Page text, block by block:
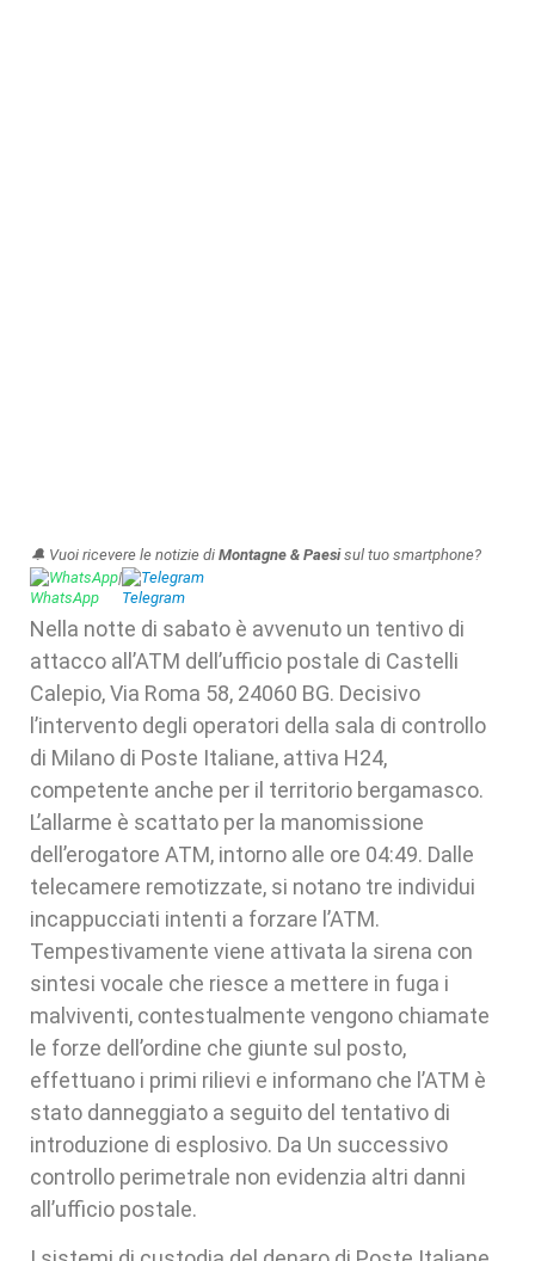
🔔 Vuoi ricevere le notizie di Montagne & Paesisul tuo smartphone?
WhatsApp| Telegram
Nella notte di sabato è avvenuto un tentivo di
attacco all’ATM dell’ufficio postale di Castelli
Calepio, Via Roma 58, 24060 BG. Decisivo
l’intervento degli operatori della sala di controllo
di Milano di Poste Italiane, attiva H24,
competente anche per il territorio bergamasco.
L’allarme è scattato per la manomissione
dell’erogatore ATM, intorno alle ore 04:49. Dalle
telecamere remotizzate, si notano tre individui
incappucciati intenti a forzare l’ATM.
Tempestivamente viene attivata la sirena con
sintesi vocale che riesce a mettere in fuga i
malviventi, contestualmente vengono chiamate
le forze dell’ordine che giunte sul posto,
effettuano i primi rilievi e informano che l’ATM è
stato danneggiato a seguito del tentativo di
introduzione di esplosivo. Da Un successivo
controllo perimetrale non evidenzia altri danni
all’ufficio postale.